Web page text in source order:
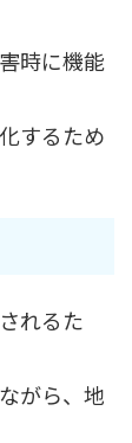
時に機能
するため
れるた
がら、地